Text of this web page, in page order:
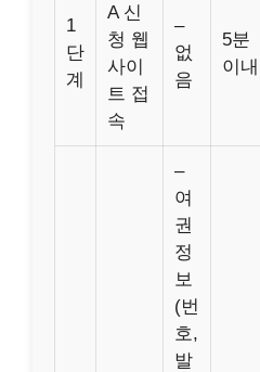
1
단
계
A 신
청 웹
사이
트 접
속
–
없
음
5분
이내
–
여
권
정
보
(번
호,
발